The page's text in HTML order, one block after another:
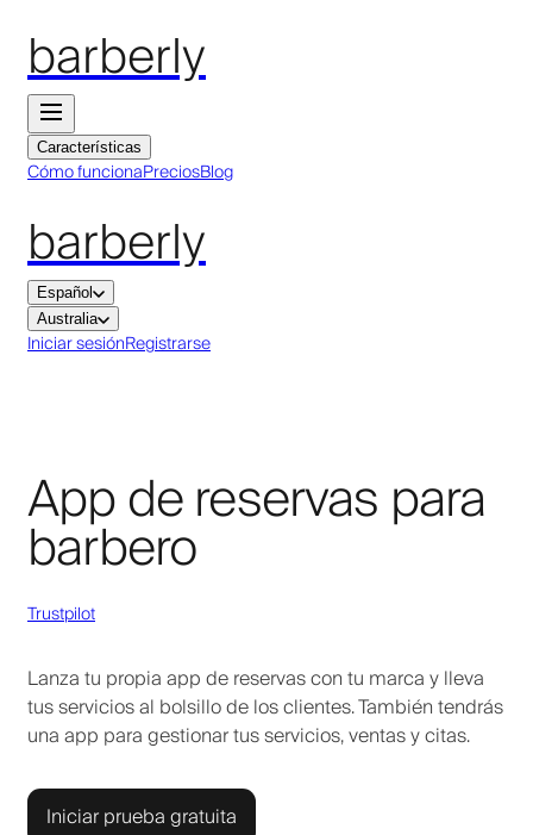
barberly
Características
Cómo funcionaPreciosBlog
barberly
Español
Australia
Iniciar sesiónRegistrarse
App de reservas para
barbero
Trustpilot
Lanza tu propia app de reservas con tu marca y lleva
tus servicios al bolsillo de los clientes. También tendrás
una app para gestionar tus servicios, ventas y citas.
Iniciar prueba gratuita